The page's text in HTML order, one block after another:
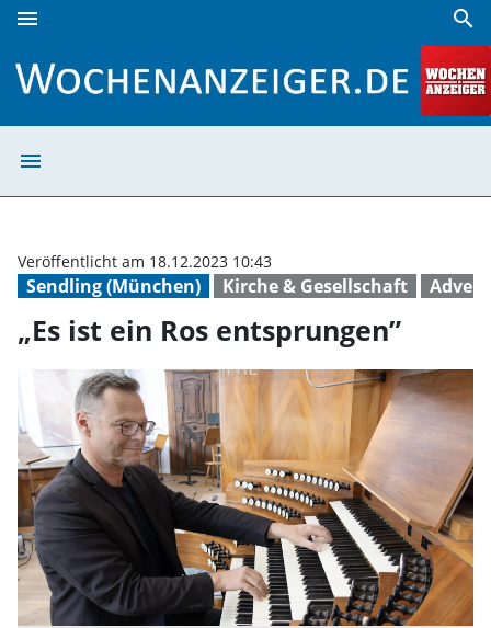
menu search
menu
Sendling (München) Kirche & Gesellschaft Advent
Veröffentlicht am 18.12.2023 10:43
„Es ist ein Ros entsprungen”